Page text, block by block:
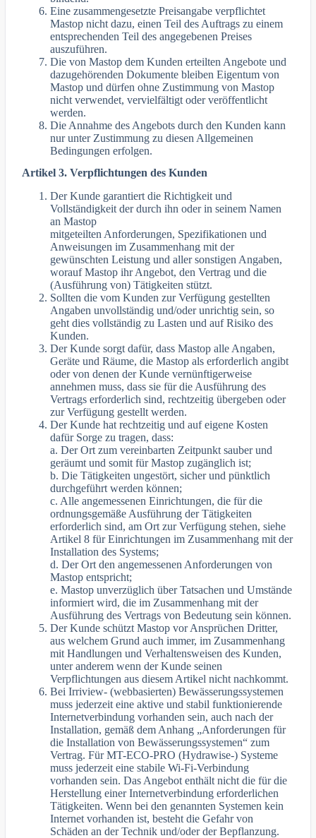
Eine zusammengesetzte Preisangabe verpflichtet
Mastop nicht dazu, einen Teil des Auftrags zu einem
entsprechenden Teil des angegebenen Preises
auszuführen.
Die von Mastop dem Kunden erteilten Angebote und
dazugehörenden Dokumente bleiben Eigentum von
Mastop und dürfen ohne Zustimmung von Mastop
nicht verwendet, vervielfältigt oder veröffentlicht
werden.
Die Annahme des Angebots durch den Kunden kann
nur unter Zustimmung zu diesen Allgemeinen
Bedingungen erfolgen.
Artikel 3. Verpflichtungen des Kunden
Der Kunde garantiert die Richtigkeit und
Vollständigkeit der durch ihn oder in seinem Namen
an Mastop
mitgeteilten Anforderungen, Spezifikationen und
Anweisungen im Zusammenhang mit der
gewünschten Leistung und aller sonstigen Angaben,
worauf Mastop ihr Angebot, den Vertrag und die
(Ausführung von) Tätigkeiten stützt.
Sollten die vom Kunden zur Verfügung gestellten
Angaben unvollständig und/oder unrichtig sein, so
geht dies vollständig zu Lasten und auf Risiko des
Kunden.
Der Kunde sorgt dafür, dass Mastop alle Angaben,
Geräte und Räume, die Mastop als erforderlich angibt
oder von denen der Kunde vernünftigerweise
annehmen muss, dass sie für die Ausführung des
Vertrags erforderlich sind, rechtzeitig übergeben oder
zur Verfügung gestellt werden.
Der Kunde hat rechtzeitig und auf eigene Kosten
dafür Sorge zu tragen, dass:
a. Der Ort zum vereinbarten Zeitpunkt sauber und
geräumt und somit für Mastop zugänglich ist;
b. Die Tätigkeiten ungestört, sicher und pünktlich
durchgeführt werden können;
c. Alle angemessenen Einrichtungen, die für die
ordnungsgemäße Ausführung der Tätigkeiten
erforderlich sind, am Ort zur Verfügung stehen, siehe
Artikel 8 für Einrichtungen im Zusammenhang mit der
Installation des Systems;
d. Der Ort den angemessenen Anforderungen von
Mastop entspricht;
e. Mastop unverzüglich über Tatsachen und Umstände
informiert wird, die im Zusammenhang mit der
Ausführung des Vertrags von Bedeutung sein können.
Der Kunde schützt Mastop vor Ansprüchen Dritter,
aus welchem Grund auch immer, im Zusammenhang
mit Handlungen und Verhaltensweisen des Kunden,
unter anderem wenn der Kunde seinen
Verpflichtungen aus diesem Artikel nicht nachkommt.
Bei Irriview- (webbasierten) Bewässerungssystemen
muss jederzeit eine aktive und stabil funktionierende
Internetverbindung vorhanden sein, auch nach der
Installation, gemäß dem Anhang „Anforderungen für
die Installation von Bewässerungssystemen“ zum
Vertrag. Für MT-ECO-PRO (Hydrawise-) Systeme
muss jederzeit eine stabile Wi-Fi-Verbindung
vorhanden sein. Das Angebot enthält nicht die für die
Herstellung einer Internetverbindung erforderlichen
Tätigkeiten. Wenn bei den genannten Systemen kein
Internet vorhanden ist, besteht die Gefahr von
Schäden an der Technik und/oder der Bepflanzung.